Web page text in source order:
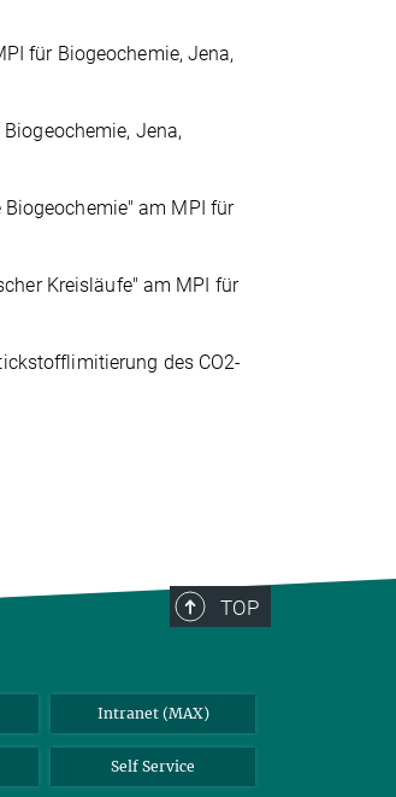
für Biogeochemie, Jena,
Jena,
am MPI für
Kreisläufe" am MPI für
des CO2-
TOP
Intranet (MAX)
Self Service